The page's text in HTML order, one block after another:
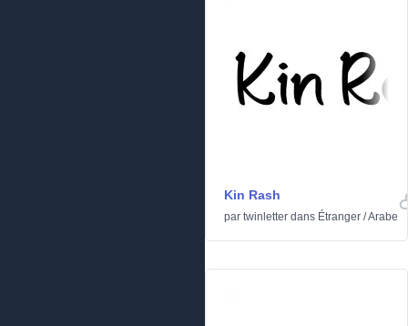
Kin Rash
par twinletter dans Étranger /Arabe